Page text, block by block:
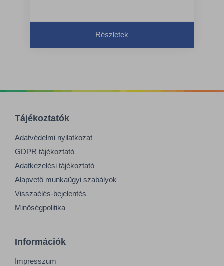
Részletek
Tájékoztatók
Adatvédelmi nyilatkozat
GDPR tájékoztató
Adatkezelési tájékoztató
Alapvető munkaügyi szabályok
Visszaélés-bejelentés
Minőségpolitika
Információk
Impresszum